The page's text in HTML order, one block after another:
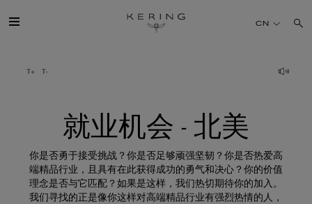
业
机
可持续发展
CN
就业机会 - 北美
你是否勇于接受挑战？你是否足够顽强坚韧？你是否热爱高
端精品行业，且具有在此获得成功的勇气和决心？你的价值
理念是否与它匹配？如果是这样，我们热切期待你的加入。
我们寻找的正是像你这样对高端精品行业有强烈热情的人，